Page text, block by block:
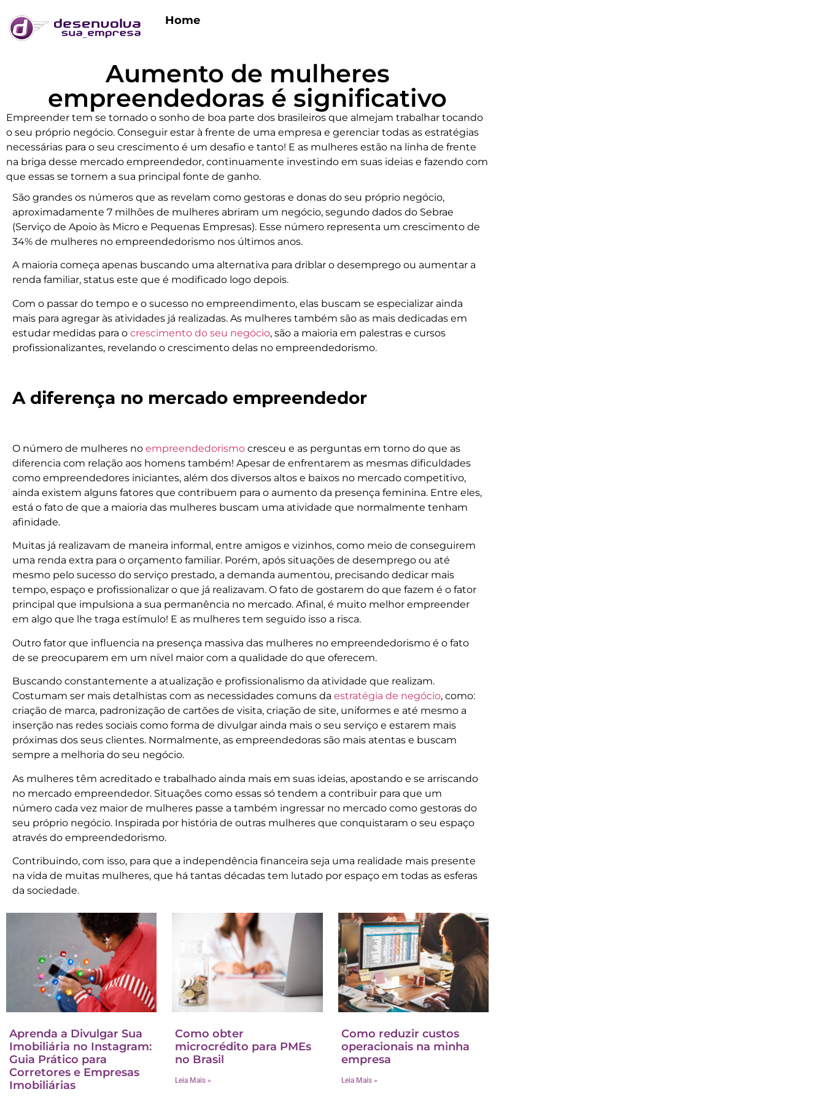
Home
Aumento de mulheres
empreendedoras é significativo
Empreender tem se tornado o sonho de boa parte dos brasileiros que almejam trabalhar tocando
o seu próprio negócio. Conseguir estar à frente de uma empresa e gerenciar todas as estratégias
necessárias para o seu crescimento é um desafio e tanto! E as mulheres estão na linha de frente
na briga desse mercado empreendedor, continuamente investindo em suas ideias e fazendo com
que essas se tornem a sua principal fonte de ganho.
São grandes os números que as revelam como gestoras e donas do seu próprio negócio,
aproximadamente 7 milhões de mulheres abriram um negócio, segundo dados do Sebrae
(Serviço de Apoio às Micro e Pequenas Empresas). Esse número representa um crescimento de
34% de mulheres no empreendedorismo nos últimos anos.
A maioria começa apenas buscando uma alternativa para driblar o desemprego ou aumentar a
renda familiar, status este que é modificado logo depois.
Com o passar do tempo e o sucesso no empreendimento, elas buscam se especializar ainda
mais para agregar às atividades já realizadas. As mulheres também são as mais dedicadas em
estudar medidas para o crescimento do seu negócio, são a maioria em palestras e cursos
profissionalizantes, revelando o crescimento delas no empreendedorismo.
A diferença no mercado empreendedor
O número de mulheres no empreendedorismo cresceu e as perguntas em torno do que as
diferencia com relação aos homens também! Apesar de enfrentarem as mesmas dificuldades
como empreendedores iniciantes, além dos diversos altos e baixos no mercado competitivo,
ainda existem alguns fatores que contribuem para o aumento da presença feminina. Entre eles,
está o fato de que a maioria das mulheres buscam uma atividade que normalmente tenham
afinidade.
Muitas já realizavam de maneira informal, entre amigos e vizinhos, como meio de conseguirem
uma renda extra para o orçamento familiar. Porém, após situações de desemprego ou até
mesmo pelo sucesso do serviço prestado, a demanda aumentou, precisando dedicar mais
tempo, espaço e profissionalizar o que já realizavam. O fato de gostarem do que fazem é o fator
principal que impulsiona a sua permanência no mercado. Afinal, é muito melhor empreender
em algo que lhe traga estímulo! E as mulheres tem seguido isso a risca.
Outro fator que influencia na presença massiva das mulheres no empreendedorismo é o fato
de se preocuparem em um nível maior com a qualidade do que oferecem.
Buscando constantemente a atualização e profissionalismo da atividade que realizam.
Costumam ser mais detalhistas com as necessidades comuns da estratégia de negócio, como:
criação de marca, padronização de cartões de visita, criação de site, uniformes e até mesmo a
inserção nas redes sociais como forma de divulgar ainda mais o seu serviço e estarem mais
próximas dos seus clientes. Normalmente, as empreendedoras são mais atentas e buscam
sempre a melhoria do seu negócio.
As mulheres têm acreditado e trabalhado ainda mais em suas ideias, apostando e se arriscando
no mercado empreendedor. Situações como essas só tendem a contribuir para que um
número cada vez maior de mulheres passe a também ingressar no mercado como gestoras do
seu próprio negócio. Inspirada por história de outras mulheres que conquistaram o seu espaço
através do empreendedorismo.
Contribuindo, com isso, para que a independência financeira seja uma realidade mais presente
na vida de muitas mulheres, que há tantas décadas tem lutado por espaço em todas as esferas
da sociedade.
Aprenda a Divulgar Sua
Imobiliária no Instagram:
Guia Prático para
Corretores e Empresas
Imobiliárias
Como obter
microcrédito para PMEs
no Brasil
Leia Mais »
Como reduzir custos
operacionais na minha
empresa
Leia Mais »